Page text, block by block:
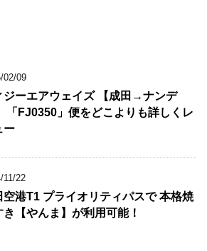
02/09
ジーエアウェイズ 【成田→ナンデ
「FJ0350」便をどこよりも詳しくレ
ー
11/22
空港T1 プライオリティパスで 本格焼
き【やんま】が利用可能！